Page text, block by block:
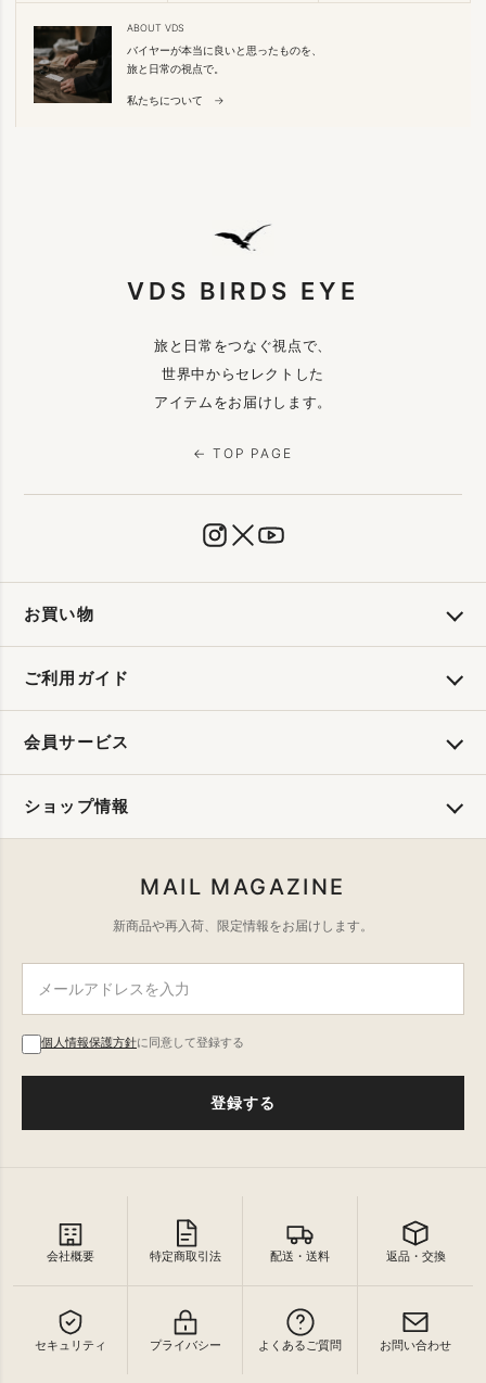
ABOUT VDS
バイヤーが本当に良いと思ったものを、
旅と日常の視点で。
私たちについて →
VDS BIRDS EYE
旅と日常をつなぐ視点で、
世界中からセレクトした
アイテムをお届けします。
← TOP PAGE
お買い物
ご利用ガイド
会員サービス
ショップ情報
MAIL MAGAZINE
新商品や再入荷、限定情報をお届けします。
個人情報保護方針に同意して登録する
登録する
会社概要 特定商取引法 配送・送料 返品・交換
セキュリティ プライバシー よくあるご質問 お問い合わせ